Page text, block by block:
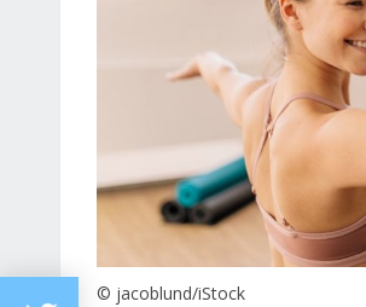
© jacoblund/iStock